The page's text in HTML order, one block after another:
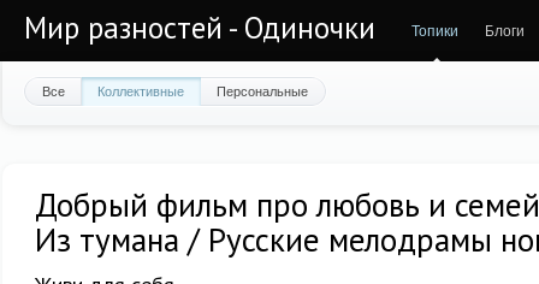
Мир разностей - Одиночки Топики Блоги
Все Коллективные Персональные
Добрый фильм про любовь и
Из тумана / Русские мелодрамы